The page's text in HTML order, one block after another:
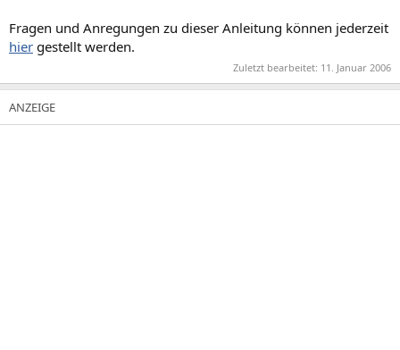
Fragen und Anregungen zu dieser Anleitung können jederzeit
hier gestellt werden.
Zuletzt bearbeitet: 11. Januar 2006